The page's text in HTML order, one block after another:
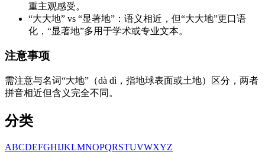
重主观感受。
“大大地” vs “显著地”：语义相近，但“大大地”更口语
化，“显著地”多用于学术或专业文本。
注意事项
需注意与名词“大地”（dà dì，指地球表面或土地）区分，两者
拼音相近但含义完全不同。
分类
ABCDEFGHIJKLMNOPQRSTUVWXYZ